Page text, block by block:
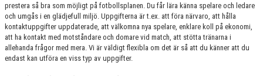
prestera så bra som möjligt på fotbollsplanen. Du får lära känna spelare och ledare
och umgås i en glädjefull miljö. Uppgifterna är t.ex. att föra närvaro, att hålla
kontaktuppgifter uppdaterade, att välkomna nya spelare, enklare koll på ekonomi,
att ha kontakt med motståndare och domare vid match, att stötta tränarna i
allehanda frågor med mera. Vi är väldigt flexibla om det är så att du känner att du
endast kan utföra en viss typ av uppgifter.